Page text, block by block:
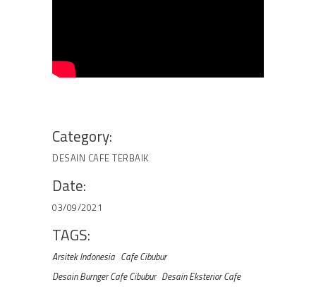
Category:
DESAIN CAFE TERBAIK
Date:
03/09/2021
TAGS:
Arsitek Indonesia Cafe Cibubur
Desain Burnger Cafe Cibubur Desain Eksterior Cafe